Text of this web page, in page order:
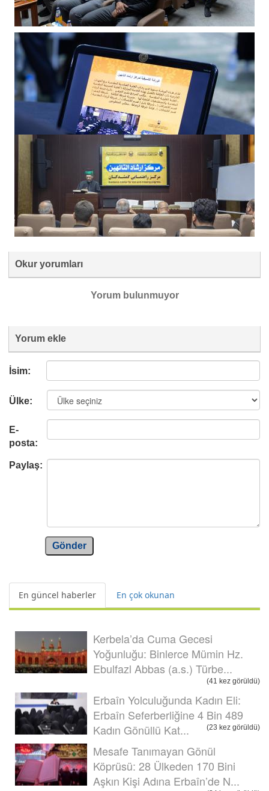
Okur yorumları
Yorum bulunmuyor
Yorum ekle
İsim:
Ülke:
E-
posta:
Paylaş:
Gönder
En güncel haberler En çok okunan
Kerbela’da Cuma Gecesi
Yoğunluğu: Binlerce Mümin Hz.
Ebulfazl Abbas (a.s.) Türbe...
(41 kez görüldü)
Erbaîn Yolculuğunda Kadın Eli:
Erbaîn Seferberliğine 4 Bin 489
Kadın Gönüllü Kat...
(23 kez görüldü)
Mesafe Tanımayan Gönül
Köprüsü: 28 Ülkeden 170 Bini
Aşkın Kişi Adına Erbaîn’de N...